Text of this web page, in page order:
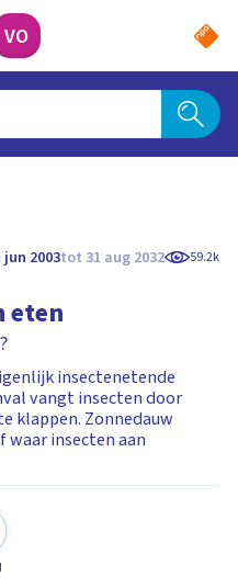
VO
jun 2003tot 31 aug 2032 59.2k
eten
insectenetende
vangt insecten door
klappen. Zonnedauw
insecten aan